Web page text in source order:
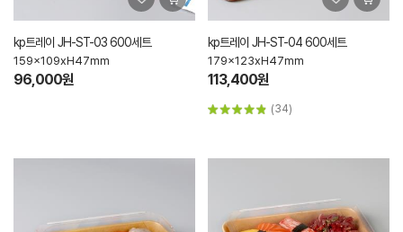
kp트레이 JH-ST-03 600세트
159x109xH47mm
96,000원
kp트레이 JH-ST-04 600세트
179x123xH47mm
113,400원
(34)